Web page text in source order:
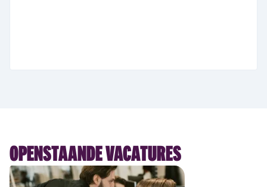
OPENSTAANDE VACATURES